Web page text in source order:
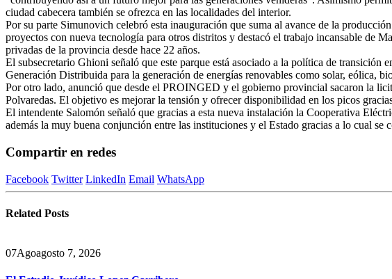
ciudad cabecera también se ofrezca en las localidades del interior.
Por su parte Simunovich celebró esta inauguración que suma al avance de la
proyectos con nueva tecnología para otros distritos y destacó el trabajo incansable de
privadas de la provincia desde hace 22 años.
El subsecretario Ghioni señaló que este parque está asociado a la política de
Generación Distribuida para la generación de energías renovables como solar, eólica,
Por otro lado, anunció que desde el PROINGED y el gobierno provincial sacaron la
Polvaredas. El objetivo es mejorar la tensión y ofrecer disponibilidad en los picos
El intendente Salomón señaló que gracias a esta nueva instalación la Cooperativa
además la muy buena conjunción entre las instituciones y el Estado gracias a lo cual se
Compartir en redes
Facebook Twitter LinkedIn Email WhatsApp
Related Posts
07Agoagosto 7, 2026